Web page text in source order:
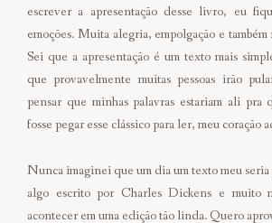
escrever a apresentação desse livro, eu
emoções. Muita alegria, empolgação e
Sei que a apresentação é um texto mais
que provavelmente muitas pessoas irão
pensar que minhas palavras estariam ali pra
fosse pegar esse clássico para ler, meu coração
Nunca imaginei que um dia um texto meu
algo escrito por Charles Dickens e muito
acontecer em uma edição tão linda. Quero